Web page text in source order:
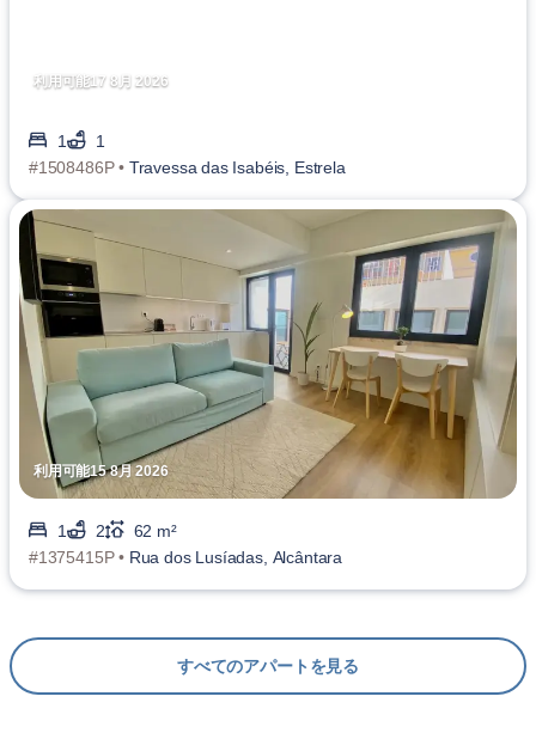
利用可能17 8月 2026
1
1
#1508486P • Travessa das Isabéis, Estrela
利用可能15 8月 2026
1 2
62 m²
#1375415P • Rua dos Lusíadas, Alcântara
すべてのアパートを見る